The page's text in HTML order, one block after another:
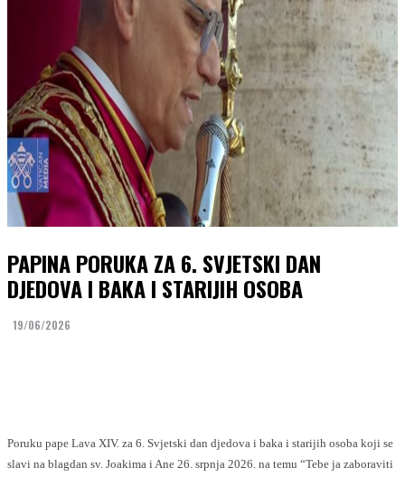
PAPINA PORUKA ZA 6. SVJETSKI DAN
DJEDOVA I BAKA I STARIJIH OSOBA
19/06/2026
Poruku pape Lava XIV. za 6. Svjetski dan djedova i baka i starijih osoba koji se
slavi na blagdan sv. Joakima i Ane 26. srpnja 2026. na temu “Tebe ja zaboraviti